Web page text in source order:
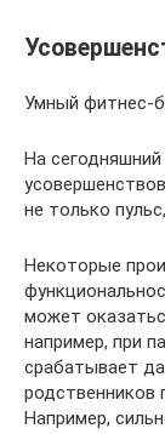
Умный фитнес-
На
не только
Некоторые
может
например, при
срабатывает
родственников
Например,